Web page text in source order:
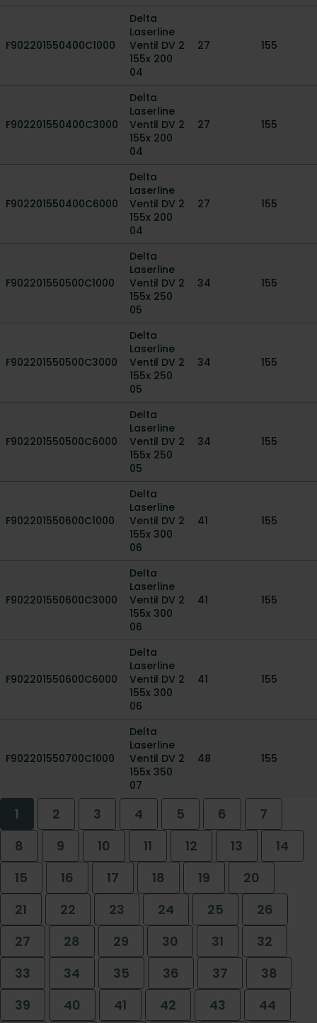
F902201550400C1000
Delta
Laserline
Ventil DV 2
155x 200
04
27 155
F902201550400C3000
Delta
Laserline
Ventil DV 2
155x 200
04
27 155
F902201550400C6000
Delta
Laserline
Ventil DV 2
155x 200
04
27 155
F902201550500C1000
Delta
Laserline
Ventil DV 2
155x 250
05
34 155
F902201550500C3000
Delta
Laserline
Ventil DV 2
155x 250
05
34 155
F902201550500C6000
Delta
Laserline
Ventil DV 2
155x 250
05
34 155
F902201550600C1000
Delta
Laserline
Ventil DV 2
155x 300
06
41 155
F902201550600C3000
Delta
Laserline
Ventil DV 2
155x 300
06
41 155
F902201550600C6000
Delta
Laserline
Ventil DV 2
155x 300
06
41 155
F902201550700C1000
Delta
Laserline
Ventil DV 2
155x 350
07
48 155
1 2 3 4 5 6
7
8
9 10 11 12 13
14
15
16 17 18 19
20
21
22 23 24 25
26
27
28 29 30 31
32
33
34 35 36 37
38
39
40 41 42 43 44